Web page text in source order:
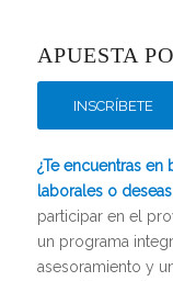
APUESTA
INSCRÍBETE
¿Te encuentras
laborales o
participar en el
un programa
asesoramiento y